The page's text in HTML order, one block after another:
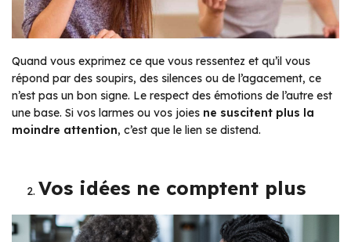
Quand vous exprimez ce que vous ressentez et qu’il vous
répond par des soupirs, des silences ou de l’agacement, ce
n’est pas un bon signe. Le respect des émotions de l’autre est
une base. Si vos larmes ou vos joies ne suscitent plus la
moindre attention, c’est que le lien se distend.
Vos idées ne comptent plus